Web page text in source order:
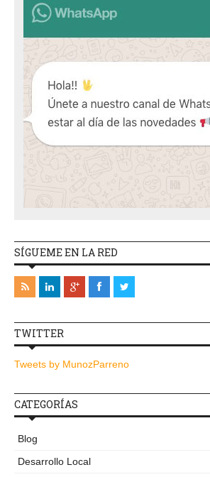
SÍGUEME EN LA RED
TWITTER
Tweets by MunozParreno
CATEGORÍAS
Blog
Desarrollo Local